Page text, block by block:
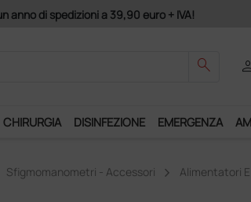
anno di spedizioni a 39,90 euro + IVA!
search
CHIRURGIA DISINFEZIONE EMERGENZA
Sfigmomanometri - Accessori Alimentatori